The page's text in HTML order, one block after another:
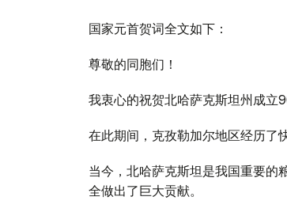
国家元首贺词全文如下：
尊敬的同胞们！
我衷心的祝贺北哈萨克斯坦州成立
在此期间，克孜勒加尔地区经历了
当今，北哈萨克斯坦是我国重要的
全做出了巨大贡献。